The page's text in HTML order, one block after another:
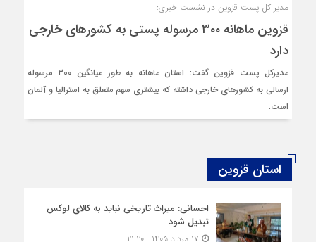
مدیر کل پست قزوین در نشست خبری:
قزوین ماهانه ۳۰۰ مرسوله پستی به کشورهای خارجی
دارد
مدیرکل پست قزوین گفت: استان ماهانه به طور میانگین ۳۰۰ مرسوله
ارسالی به کشورهای خارجی داشته که بیشتری سهم متعلق به استرالیا و آلمان
است.
استان قزوین
احسانی: میراث تاریخی نباید به کالای لوکس
تبدیل شود